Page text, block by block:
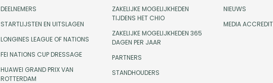
DEELNEMERS
STARTLIJSTEN EN UITSLAGEN
LONGINES LEAGUE OF NATIONS
FEI NATIONS CUP DRESSAGE
HUAWEI GRAND PRIX VAN
ROTTERDAM
ZAKELIJKE MOGELIJKHEDEN
TIJDENS HET CHIO
ZAKELIJKE MOGELIJKHEDEN 365
DAGEN PER JAAR
PARTNERS
STANDHOUDERS
NIEUWS
MEDIA